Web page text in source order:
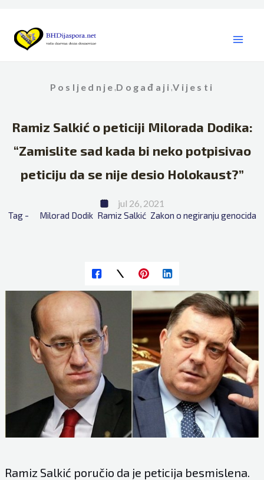
content
Posljednje ,Događaji ,Vijesti
Ramiz Salkić o peticiji Milorada Dodika:
“Zamislite sad kada bi neko potpisivao
peticiju da se nije desio Holokaust?”
jul 26, 2021
Tag - Milorad Dodik Ramiz Salkić Zakon o negiranju genocida
Ramiz Salkić poručio da je peticija besmislena.